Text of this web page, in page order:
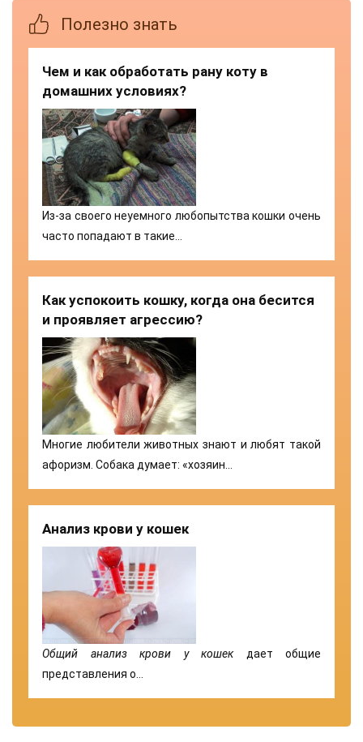
Полезно знать
Чем и как обработать рану коту в
домашних условиях?
Из-за своего неуемного любопытства кошки очень
часто попадают в такие…
Как успокоить кошку, когда она бесится
и проявляет агрессию?
Многие любители животных знают и любят такой
афоризм. Собака думает: «хозяин…
Анализ крови у кошек
Общий анализ крови у кошекдает общие
представления о…